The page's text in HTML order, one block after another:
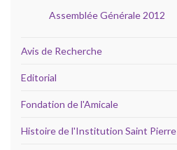
Assemblée Générale 2012
Avis de Recherche
Editorial
Fondation de l'Amicale
Histoire de l'Institution Saint Pierre